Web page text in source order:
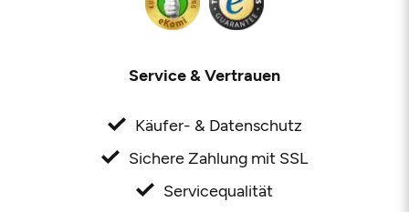
Service & Vertrauen
Käufer- & Datenschutz
Sichere Zahlung mit SSL
Servicequalität